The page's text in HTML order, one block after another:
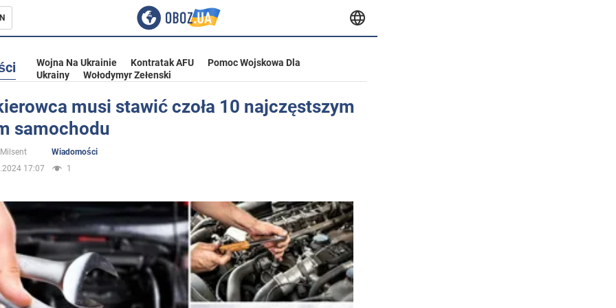
Ukrainie
Wojna Na Ukrainie Kontratak AFU
Pomoc Wojskowa Dla
Ukrainy
Wołodymyr Zełenski
musi stawić czoła 10 najczęstszym
samochodu
Wiadomości
17:07
1